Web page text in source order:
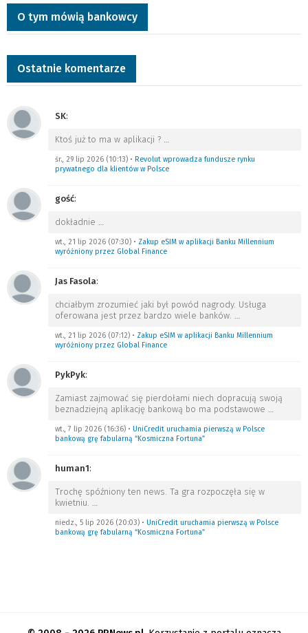
O tym mówią bankowcy
Ostatnie komentarze
SK:
Ktoś już to ma w aplikacji ? …
śr., 29 lip 2026 (10:13) • Revolut wprowadza fundusze rynku
prywatnego dla klientów w Polsce
gość:
dokładnie …
wt., 21 lip 2026 (07:30) • Zakup eSIM w aplikacji Banku Millennium
wyróżniony przez Global Finance
Jas Fasola:
chciałbym zrozumieć jaki był powód nagrody. Usługa
oferowana jest przez bardzo wiele banków. …
wt., 21 lip 2026 (07:12) • Zakup eSIM w aplikacji Banku Millennium
wyróżniony przez Global Finance
PykPyk:
Zamiast zajmować się pierdołami niech dopracują swoją
beznadziejną aplikację bankową bo ma podstawowe …
wt., 7 lip 2026 (16:36) • UniCredit uruchamia pierwszą w Polsce
bankową grę fabularną “Kosmiczna Fortuna”
human1:
Trochę spóźniony ten news. Ta gra rozpoczęła się w
kwietniu. …
niedz., 5 lip 2026 (20:03) • UniCredit uruchamia pierwszą w Polsce
bankową grę fabularną “Kosmiczna Fortuna”